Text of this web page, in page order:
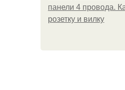
панели 4 провода.
розетку и вилку